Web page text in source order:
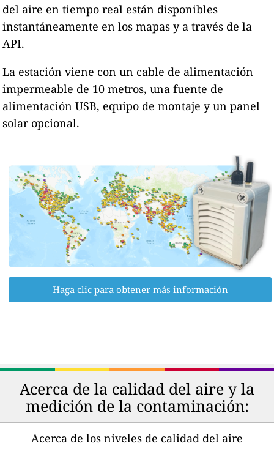
del aire en tiempo real están disponibles
instantáneamente en los mapas y a través de la
API.
La estación viene con un cable de alimentación
impermeable de 10 metros, una fuente de
alimentación USB, equipo de montaje y un panel
solar opcional.
Haga clic para obtener más información
Acerca de la calidad del aire y la
medición de la contaminación:
Acerca de los niveles de calidad del aire